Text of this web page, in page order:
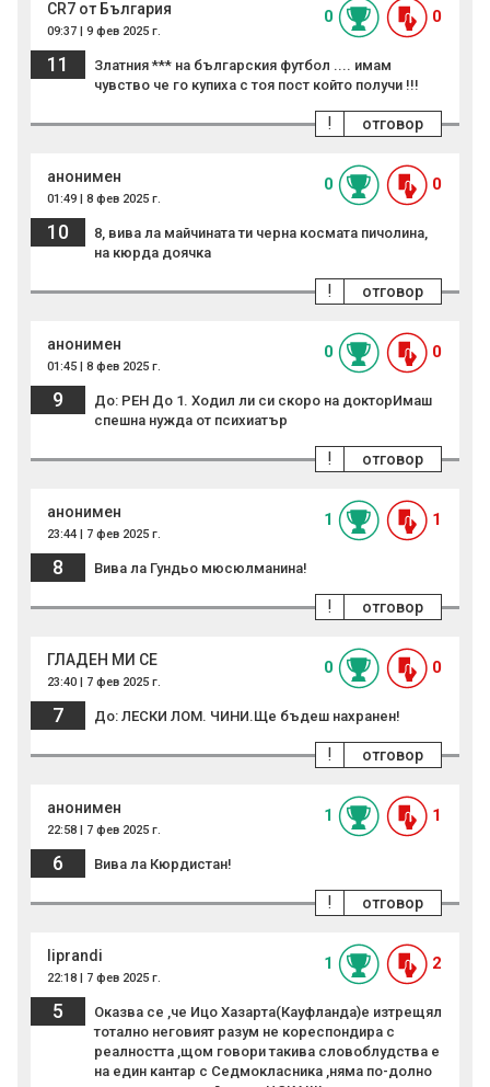
СR7 от България
09:37 | 9 фев 2025 г.
0 0
11
Златния *** на българския футбол .... имам
чувство че го купиха с тоя пост който получи !!!
отговор
!
анонимен
01:49 | 8 фев 2025 г.
0 0
10
8, вива ла майчината ти черна космата пичолина,
на кюрда доячка
отговор
!
анонимен
01:45 | 8 фев 2025 г.
0 0
9
До: РЕН До 1. Ходил ли си скоро на докторИмаш
спешна нужда от психиатър
отговор
!
анонимен
23:44 | 7 фев 2025 г.
1 1
8 Вива ла Гундьо мюсюлманина!
отговор
!
ГЛАДЕН МИ СЕ
23:40 | 7 фев 2025 г.
0 0
7 До: ЛЕСКИ ЛОМ. ЧИНИ.Ще бъдеш нахранен!
отговор
!
анонимен
22:58 | 7 фев 2025 г.
1 1
6 Вива ла Кюрдистан!
отговор
!
liprandi
22:18 | 7 фев 2025 г.
1 2
5
Оказва се ,че Ицо Хазарта(Кауфланда)е изтрещял
тотално неговият разум не кореспондира с
реалността ,щом говори такива словоблудства е
на един кантар с Седмокласника ,няма по-долно